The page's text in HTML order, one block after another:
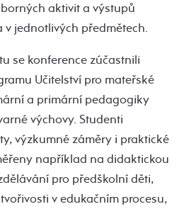
aktivit a výstupů
jednotlivých předmětech.
se konference zúčastnili
Učitelství pro mateřské
a primární pedagogiky
výchovy. Studenti
výzkumné záměry i praktické
například na didaktickou
pro předškolní děti,
v edukačním procesu,